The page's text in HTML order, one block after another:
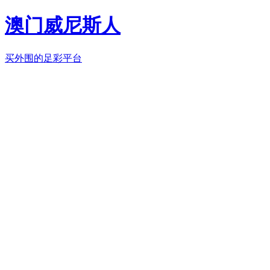
澳门威尼斯人
买外围的足彩平台